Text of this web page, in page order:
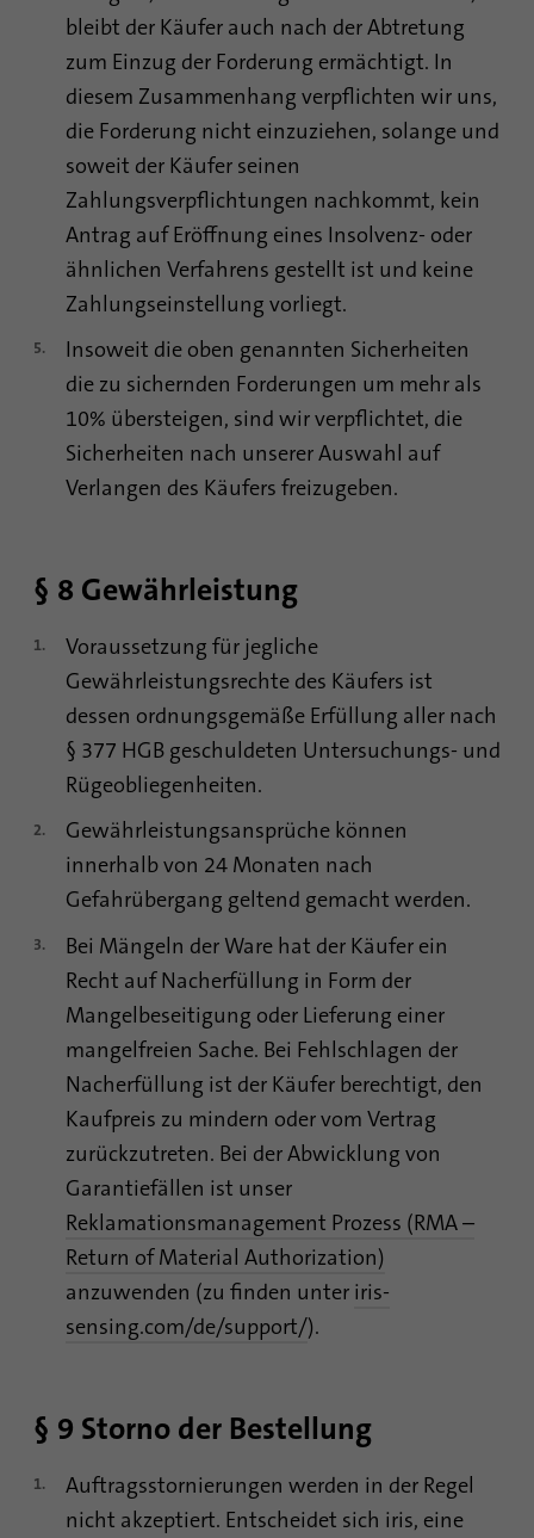
bleibt der Käufer auch nach der Abtretung
zum Einzug der Forderung ermächtigt. In
diesem Zusammenhang verpflichten wir uns,
die Forderung nicht einzuziehen, solange und
soweit der Käufer seinen
Zahlungsverpflichtungen nachkommt, kein
Antrag auf Eröffnung eines Insolvenz- oder
ähnlichen Verfahrens gestellt ist und keine
Zahlungseinstellung vorliegt.
Insoweit die oben genannten Sicherheiten
die zu sichernden Forderungen um mehr als
10% übersteigen, sind wir verpflichtet, die
Sicherheiten nach unserer Auswahl auf
Verlangen des Käufers freizugeben.
§ 8 Gewährleistung
Voraussetzung für jegliche
Gewährleistungsrechte des Käufers ist
dessen ordnungsgemäße Erfüllung aller nach
§ 377 HGB geschuldeten Untersuchungs- und
Rügeobliegenheiten.
Gewährleistungsansprüche können
innerhalb von 24 Monaten nach
Gefahrübergang geltend gemacht werden.
Bei Mängeln der Ware hat der Käufer ein
Recht auf Nacherfüllung in Form der
Mangelbeseitigung oder Lieferung einer
mangelfreien Sache. Bei Fehlschlagen der
Nacherfüllung ist der Käufer berechtigt, den
Kaufpreis zu mindern oder vom Vertrag
zurückzutreten. Bei der Abwicklung von
Garantiefällen ist unser
Reklamationsmanagement Prozess (RMA –
Return of Material Authorization)
anzuwenden (zu finden unter iris-
sensing.com/de/support/).
§ 9 Storno der Bestellung
Auftragsstornierungen werden in der Regel
nicht akzeptiert. Entscheidet sich iris, eine